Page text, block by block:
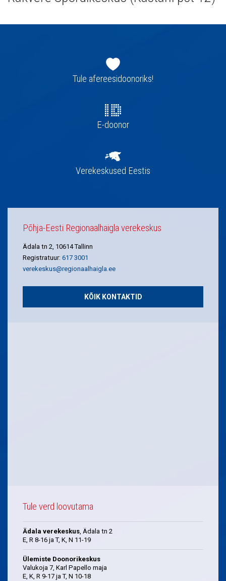
navigatsioonTule afereesidoonoriks!
E-doonor
Verekeskused Eestis
Põhja-Eesti Regionaalhaigla verekeskus
Ädala tn 2, 10614 Tallinn
Registratuur: 617 3001
verekeskus@regionaalhaigla.ee
KÕIK KONTAKTID
Tule verd loovutama
Ädala verekeskus, Ädala tn 2
E, R 8-16 ja T, K, N 11-19
Ülemiste Doonorikeskus
Valukoja 7, Karl Papello maja
E, K, R 9-17 ja T, N 10-18